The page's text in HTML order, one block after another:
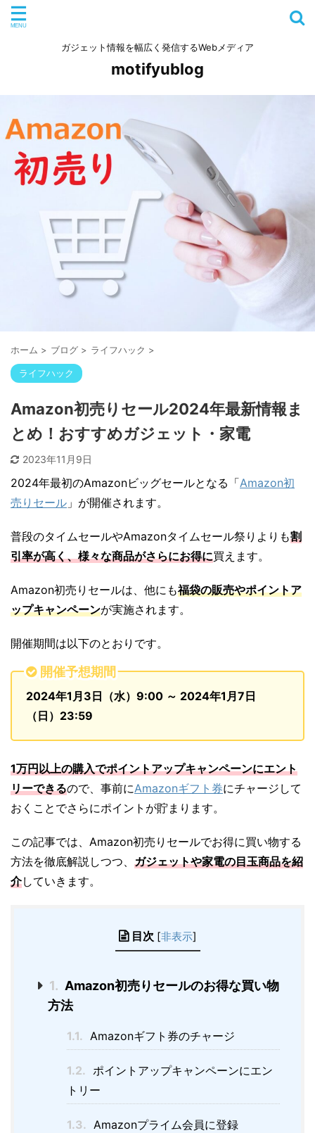
ガジェット情報を幅広く発信するWebメディア
motifyublog
ホーム > ブログ > ライフハック >
ライフハック
Amazon初売りセール2024年最新情報ま
とめ！おすすめガジェット・家電
2023年11月9日
2024年最初のAmazonビッグセールとなる「Amazon初
売りセール 」が開催されます。
普段のタイムセールやAmazonタイムセール祭りよりも割
引率が高く、様々な商品がさらにお得に買えます。
Amazon初売りセールは、他にも福袋の販売やポイントア
ップキャンペーンが実施されます。
開催期間は以下のとおりです。
開催予想期間
2024年1月3日（水）9:00 ～ 2024年1月7日
（日）23:59
1万円以上の購入でポイントアップキャンペーンにエント
リーできるので、事前にAmazonギフト券にチャージして
おくことでさらにポイントが貯まります。
この記事では、Amazon初売りセールでお得に買い物する
方法を徹底解説しつつ、 ガジェットや家電の目玉商品を紹
介していきます。
目次 [非表示]
1. Amazon初売りセールのお得な買い物
方法
1.1. Amazonギフト券のチャージ
1.2. ポイントアップキャンペーンにエン
トリー
1.3. Amazonプライム会員に登録